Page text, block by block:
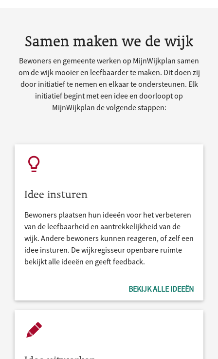
Samen maken we de wijk
Bewoners en gemeente werken op MijnWijkplan samen
om de wijk mooier en leefbaarder te maken. Dit doen zij
door initiatief te nemen en elkaar te ondersteunen. Elk
initiatief begint met een idee en doorloopt op
MijnWijkplan de volgende stappen:
Idee insturen
Bewoners plaatsen hun ideeën voor het verbeteren
van de leefbaarheid en aantrekkelijkheid van de
wijk. Andere bewoners kunnen reageren, of zelf een
idee insturen. De wijkregisseur openbare ruimte
bekijkt alle ideeën en geeft feedback.
BEKIJK ALLE IDEEËN